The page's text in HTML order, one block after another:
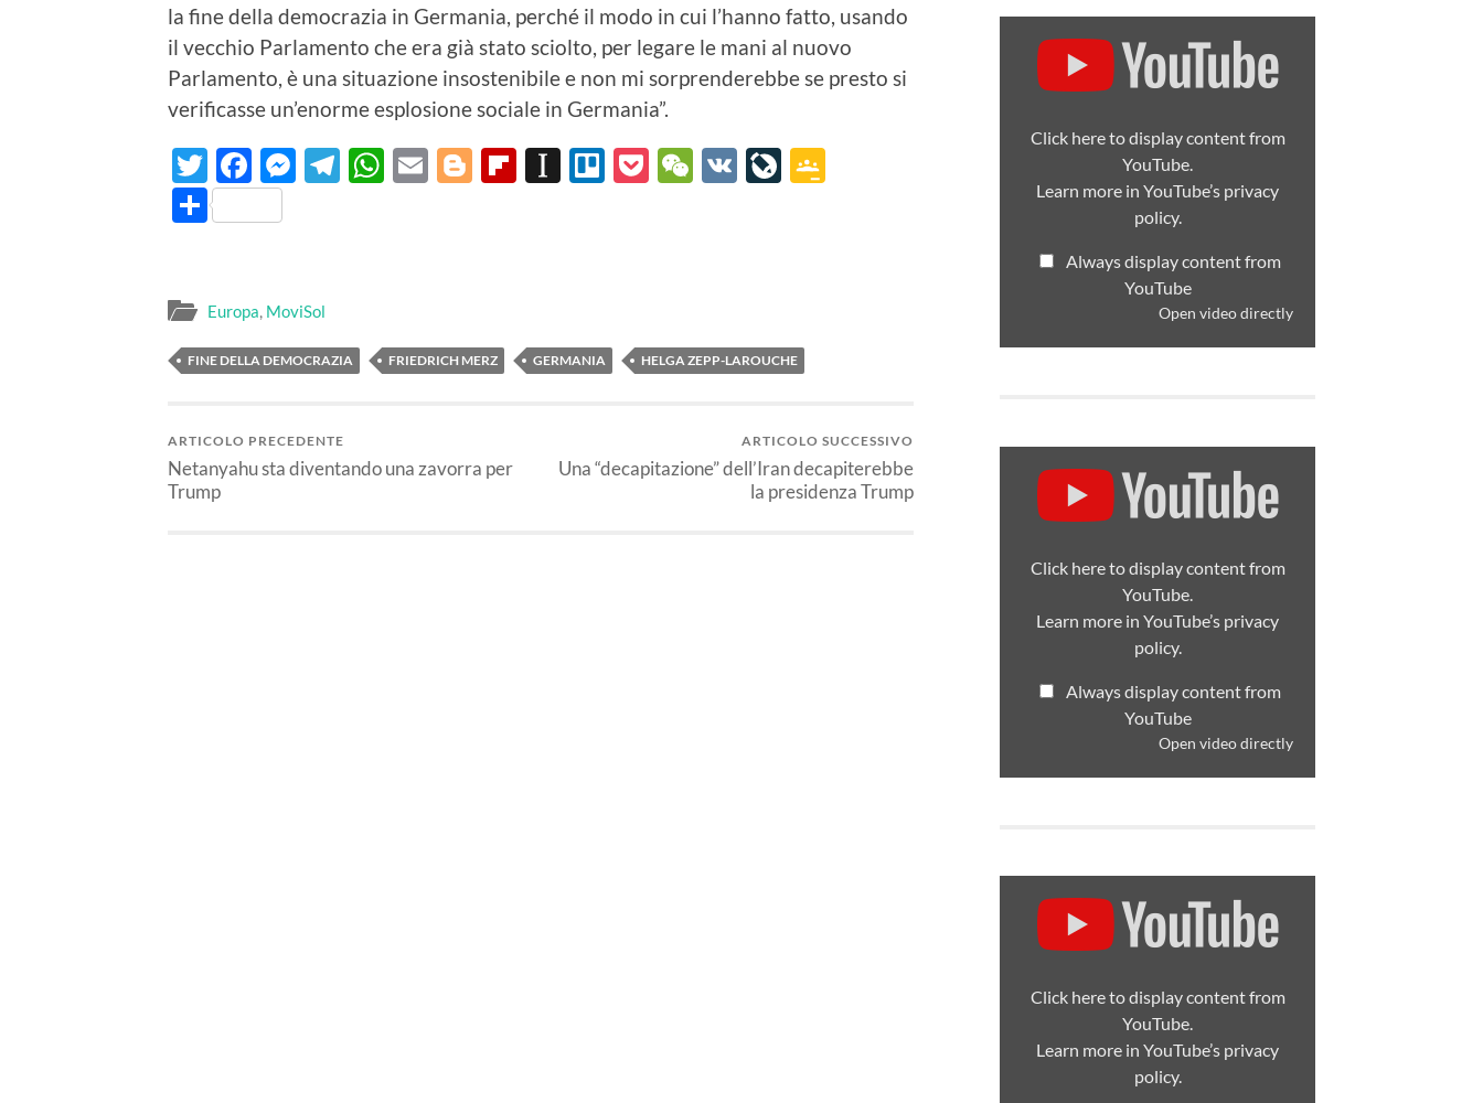
la fine della democrazia in Germania, perché il modo in cui l’hanno fatto, usando
il vecchio Parlamento che era già stato sciolto, per legare le mani al nuovo
Parlamento, è una situazione insostenibile e non mi sorprenderebbe se presto si
verificasse un’enorme esplosione sociale in Germania”.
Twitter
Facebook
Messenger
Telegram
WhatsApp
EmailBlogger
Flipboard
Instapaper
TrelloPocket
WeChat
VK LiveJournal
Condividi
Europa, MoviSol
FINE DELLA DEMOCRAZIA FRIEDRICH MERZ GERMANIA HELGA ZEPP-LAROUCHE
ARTICOLO PRECEDENTE
Netanyahu sta diventando una zavorra per
Trump
ARTICOLO SUCCESSIVO
Una “decapitazione” dell’Iran decapiterebbe
la presidenza Trump
Display
content
YouTube
Click here to display content from
YouTube.
Learn more in YouTube’s privacy
policy.
Always display content from
YouTube
Open video directly
Display
content
YouTube
Click here to display content from
YouTube.
Learn more in YouTube’s privacy
policy.
Always display content from
YouTube
Open video directly
content
YouTube
Click here to display content from
YouTube.
Learn more in YouTube’s privacy
policy.